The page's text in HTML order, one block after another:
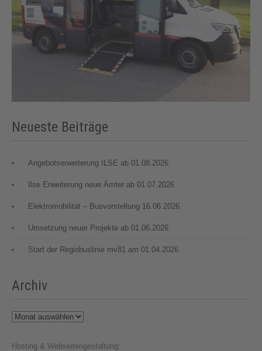
Neueste Beiträge
Angebotserweiterung ILSE ab 01.08.2026
Ilse Erweiterung neue Ämter ab 01.07.2026
Elektromobilität – Busvorstellung 16.06.2026
Umsetzung neuer Projekte ab 01.06.2026
Start der Regiobuslinie mv81 am 01.04.2026
Archiv
Archiv
Hosting & Webseitengestaltung: